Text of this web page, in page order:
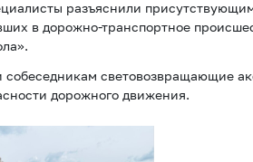
разъяснили
в дорожно-транспортное
световозвращающие
дорожного движения.